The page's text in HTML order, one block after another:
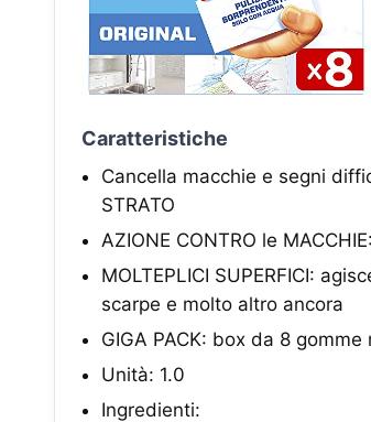
Caratteristiche
Cancella macchie e segni
STRATO
AZIONE CONTRO le
MOLTEPLICI SUPERFICI:
scarpe e molto altro ancora
GIGA PACK: box da 8 gomme
Unità: 1.0
Ingredienti: